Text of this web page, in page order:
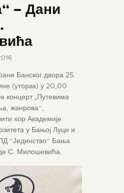
– Дани
Банског двора 25.
(уторак) у 20,00
концерт „Путевима
жанрова“,
хор Академије
у Бањој Луци и
“Јединство“ Бања
С. Милошевића.